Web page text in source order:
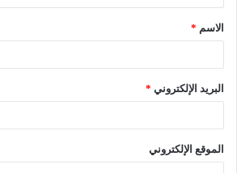
ق
*الاسم *
البريد الإلكتروني *
الموقع الإلكتروني